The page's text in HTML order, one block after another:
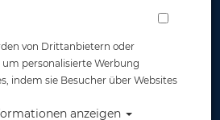
von Drittanbietern oder
personalisierte Werbung
indem sie Besucher über Websites
anzeigen